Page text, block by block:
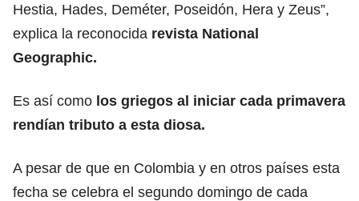
Hestia, Hades, Deméter, Poseidón, Hera y Zeus”,
explica la reconocida revista National
Geographic.
Es así como los griegos al iniciar cada primavera
rendían tributo a esta diosa.
A pesar de que en Colombia y en otros países esta
fecha se celebra el segundo domingo de cada